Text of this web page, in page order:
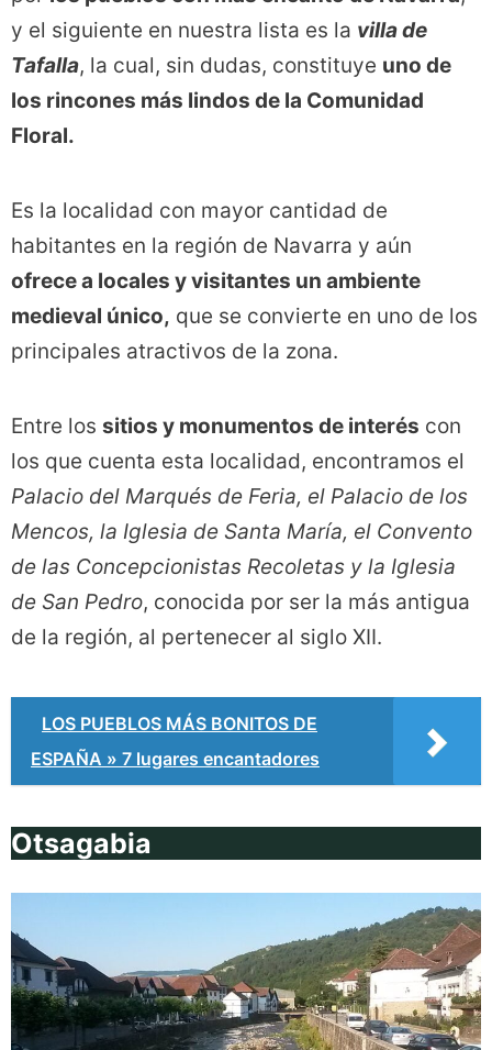
y el siguiente en nuestra lista es la villa de
Tafalla, la cual, sin dudas, constituye uno de
los rincones más lindos de la Comunidad
Floral.
Es la localidad con mayor cantidad de
habitantes en la región de Navarra y aún
ofrece a locales y visitantes un ambiente
medieval único, que se convierte en uno de los
principales atractivos de la zona.
Entre los sitios y monumentos de interés con
los que cuenta esta localidad, encontramos el
Palacio del Marqués de Feria, el Palacio de los
Mencos, la Iglesia de Santa María, el Convento
de las Concepcionistas Recoletas y la Iglesia
de San Pedro, conocida por ser la más antigua
de la región, al pertenecer al siglo XII.
LOS PUEBLOS MÁS BONITOS DE
ESPAÑA » 7 lugares encantadores
Otsagabia